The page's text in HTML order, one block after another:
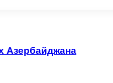
Азербайджана